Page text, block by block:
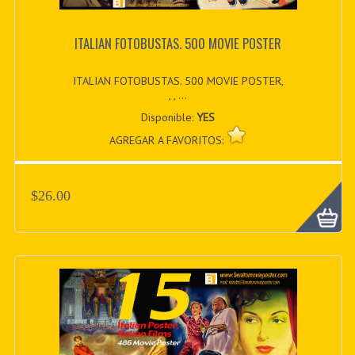
ITALIAN FOTOBUSTAS. 500 MOVIE POSTER
ITALIAN FOTOBUSTAS. 500 MOVIE POSTER,
, , ...
Disponible:YES
AGREGAR A FAVORITOS:
$26.00